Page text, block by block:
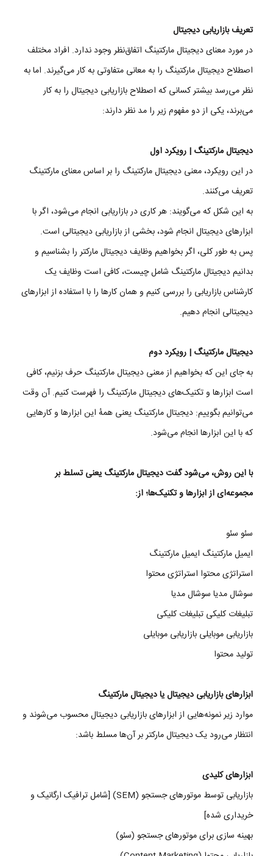
تعریف بازاریابی دیجیتال
در مورد معنای دیجیتال مارکتینگ اتفاق‌نظر وجود ندارد. افراد مختلف
اصطلاح دیجیتال مارکتینگ را به معانی متفاوتی به کار می‌گیرند. اما به
نظر می‌رسد بیشتر کسانی که اصطلاح بازاریابی دیجیتال را به کار
می‌برند، یکی از دو مفهوم زیر را مد نظر دارند:
دیجیتال مارکتینگ | رویکرد اول
در این رویکرد، معنی دیجیتال مارکتینگ را بر اساس معنای مارکتینگ
تعریف می‌کنند.
به این شکل که می‌گویند: هر کاری در بازاریابی انجام می‌شود، اگر با
ابزارهای دیجیتال انجام شود، بخشی از بازاریابی دیجیتالی است.
پس به طور کلی، اگر بخواهیم وظایف دیجیتال مارکتر را بشناسیم و
بدانیم دیجیتال مارکتینگ شامل چیست، کافی است وظایف یک
کارشناس بازاریابی را بررسی کنیم و همان کارها را با استفاده از ابزارهای
دیجیتالی انجام دهیم.
دیجیتال مارکتینگ | رویکرد دوم
به جای این که بخواهیم از معنی دیجیتال مارکتینگ حرف بزنیم، کافی
است ابزارها و تکنیک‌های دیجیتال مارکتینگ را فهرست کنیم. آن وقت
می‌توانیم بگوییم: دیجیتال مارکتینگ یعنی همهٔ این ابزارها و کارهایی
که با این ابزارها انجام می‌شود.
با این روش، می‌شود گفت دیجیتال مارکتینگ یعنی تسلط بر
مجموعه‌ای از ابزارها و تکنیک‌ها؛ از:
سئو سئو
ایمیل مارکتینگ ایمیل مارکتینگ
استراتژی محتوا استراتژی محتوا
سوشال مدیا سوشال مدیا
تبلیغات کلیکی تبلیغات کلیکی
بازاریابی موبایلی بازاریابی موبایلی
تولید محتوا
ابزارهای بازاریابی دیجیتال یا دیجیتال مارکتینگ
موارد زیر نمونه‌هایی از ابزارهای بازاریابی دیجیتال محسوب می‌شوند و
انتظار می‌رود یک دیجیتال مارکتر بر آن‌ها مسلط باشد:
ابزارهای کلیدی
بازاریابی توسط موتورهای جستجو (SEM) [شامل ترافیک ارگانیک و
خریداری شده]
بهینه سازی برای موتورهای جستجو (سئو)